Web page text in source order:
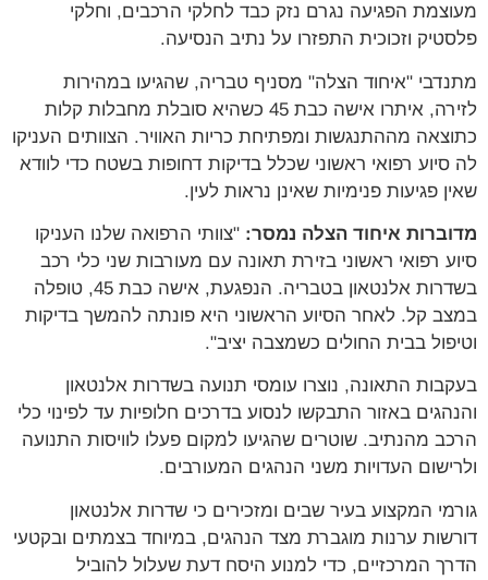
מעוצמת הפגיעה נגרם נזק כבד לחלקי הרכבים, וחלקי
פלסטיק וזכוכית התפזרו על נתיב הנסיעה.
מתנדבי "איחוד הצלה" מסניף טבריה, שהגיעו במהירות
לזירה, איתרו אישה כבת 45 כשהיא סובלת מחבלות קלות
כתוצאה מההתנגשות ומפתיחת כריות האוויר. הצוותים העניקו
לה סיוע רפואי ראשוני שכלל בדיקות דחופות בשטח כדי לוודא
שאין פגיעות פנימיות שאינן נראות לעין.
מדוברות איחוד הצלה נמסר: "צוותי הרפואה שלנו העניקו
סיוע רפואי ראשוני בזירת תאונה עם מעורבות שני כלי רכב
בשדרות אלנטאון בטבריה. הנפגעת, אישה כבת 45, טופלה
במצב קל. לאחר הסיוע הראשוני היא פונתה להמשך בדיקות
וטיפול בבית החולים כשמצבה יציב".
בעקבות התאונה, נוצרו עומסי תנועה בשדרות אלנטאון
והנהגים באזור התבקשו לנסוע בדרכים חלופיות עד לפינוי כלי
הרכב מהנתיב. שוטרים שהגיעו למקום פעלו לוויסות התנועה
ולרישום העדויות משני הנהגים המעורבים.
גורמי המקצוע בעיר שבים ומזכירים כי שדרות אלנטאון
דורשות ערנות מוגברת מצד הנהגים, במיוחד בצמתים ובקטעי
הדרך המרכזיים, כדי למנוע היסח דעת שעלול להוביל